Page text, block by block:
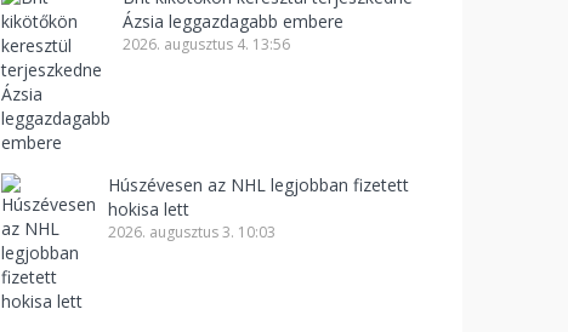
Ázsia leggazdagabb embere
2026. augusztus 4. 13:56
Húszévesen az NHL legjobban fizetett
hokisa lett
2026. augusztus 3. 10:03